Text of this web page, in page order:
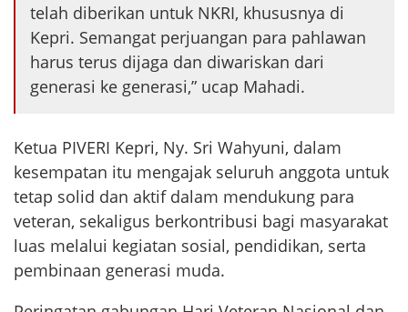
telah diberikan untuk NKRI, khususnya di
Kepri. Semangat perjuangan para pahlawan
harus terus dijaga dan diwariskan dari
generasi ke generasi,” ucap Mahadi.
Ketua PIVERI Kepri, Ny. Sri Wahyuni, dalam
kesempatan itu mengajak seluruh anggota untuk
tetap solid dan aktif dalam mendukung para
veteran, sekaligus berkontribusi bagi masyarakat
luas melalui kegiatan sosial, pendidikan, serta
pembinaan generasi muda.